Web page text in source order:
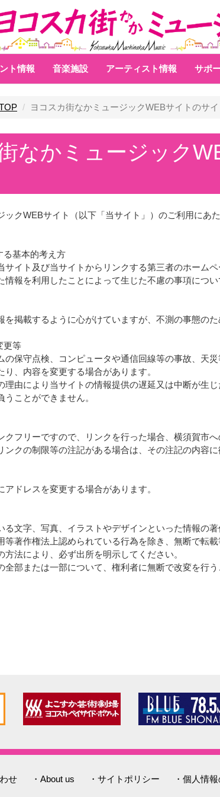
ト情報 音楽施設 アーティスト情報 サポ
ヨコスカ街なかミュージックWEBサイトのサ
なかミュージック
ックWEBサイト（以下「当サイト」）のご利用にあ
る基本的考え方
サイト及び当サイトからリンクする第三者のホーム
情報を利用したことによって生じた不慮の事項につい
を掲載するように心がけていますが、不測の事態の
更等
の保守点検、コンピュータや通信回線等の事故、天
、内容を変更する場合があります。
理由により当サイトの情報提供の遅延又は中断が生
ことができません。
クフリーですので、リンクを行った場合、横須賀市
ンクの制限等の注記がある場合は、その注記の内容に
ドレスを変更する場合があります。
る文字、写真、イラストやデザインといった情報の
等著作権法上認められている行為を除き、無断で転載
方法により、必ず出所を明示してください。
全部または一部について、権利者に無断で改変を行う
せ ・About us ・サイトポリシー ・個人情